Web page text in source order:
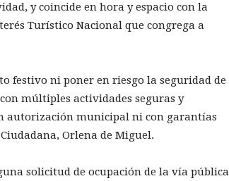
y coincide en hora y espacio con la
Turístico Nacional que congrega a
festivo ni poner en riesgo la seguridad de
múltiples actividades seguras y
autorización municipal ni con garantías
Orlena de Miguel.
solicitud de ocupación de la vía pública